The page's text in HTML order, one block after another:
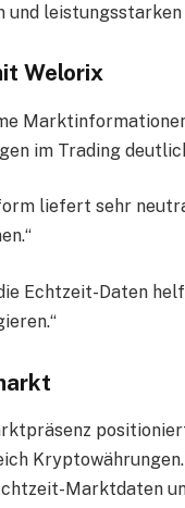
leistungsstarken
Welorix
im Trading
liefert sehr
Echtzeit-Daten
Marktdaten